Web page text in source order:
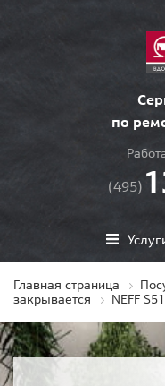
по
(495)
Главная страница
закрывается
NEFF